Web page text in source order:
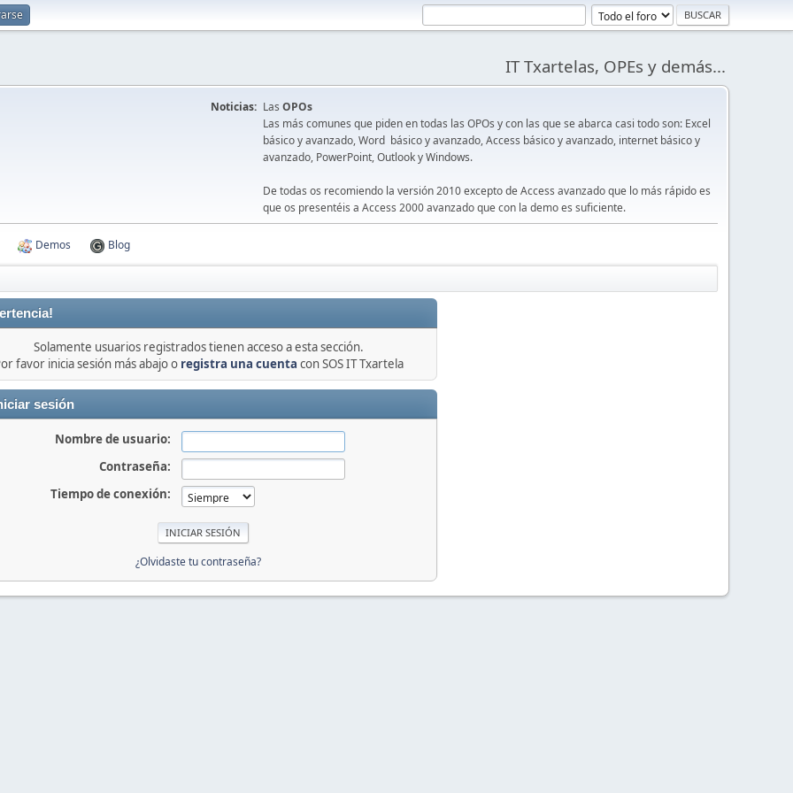
IT Txartelas, OPEs y demás...
Noticias: Las OPOs
Las más comunes que piden en todas las OPOs y con las que se abarca casi todo son: Excel
básico y avanzado, Word básico y avanzado, Access básico y avanzado, internet básico y
avanzado, PowerPoint, Outlook y Windows.
De todas os recomiendo la versión 2010 excepto de Access avanzado que lo más rápido es
que os presentéis a Access 2000 avanzado que con la demo es suficiente.
Demos Blog
Solamente usuarios registrados tienen acceso a esta sección.
favor inicia sesión más abajo o registra una cuenta con SOS IT Txartela
sesión
Nombre de usuario:
Contraseña:
Tiempo de conexión:
¿Olvidaste tu contraseña?